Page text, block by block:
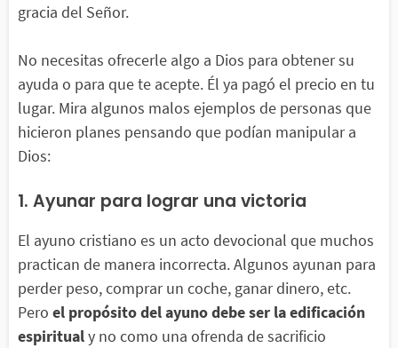
gracia del Señor.
No necesitas ofrecerle algo a Dios para obtener su
ayuda o para que te acepte. Él ya pagó el precio en tu
lugar. Mira algunos malos ejemplos de personas que
hicieron planes pensando que podían manipular a
Dios:
1. Ayunar para lograr una victoria
El ayuno cristiano es un acto devocional que muchos
practican de manera incorrecta. Algunos ayunan para
perder peso, comprar un coche, ganar dinero, etc.
Pero el propósito del ayuno debe ser la edificación
espiritualy no como una ofrenda de sacrificio